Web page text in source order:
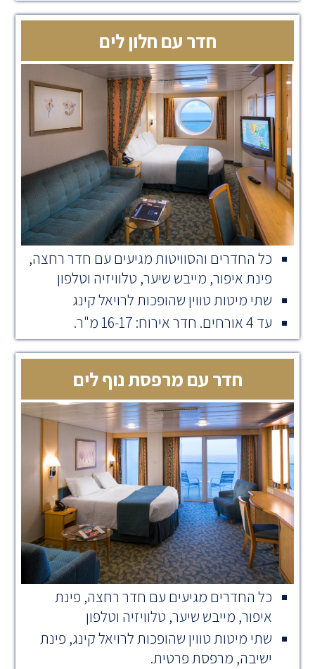
חדר עם חלון לים
כל החדרים והסוויטות מגיעים עם חדר רחצה,
פינת איפור, מייבש שיער, טלוויזיה וטלפון
שתי מיטות טווין שהופכות לרויאל קינג
עד 4 אורחים. חדר אירוח: 16-17 מ"ר.
חדר עם מרפסת נוף לים
כל החדרים מגיעים עם חדר רחצה, פינת
איפור, מייבש שיער, טלוויזיה וטלפון
שתי מיטות טווין שהופכות לרויאל קינג, פינת
ישיבה, מרפסת פרטית.